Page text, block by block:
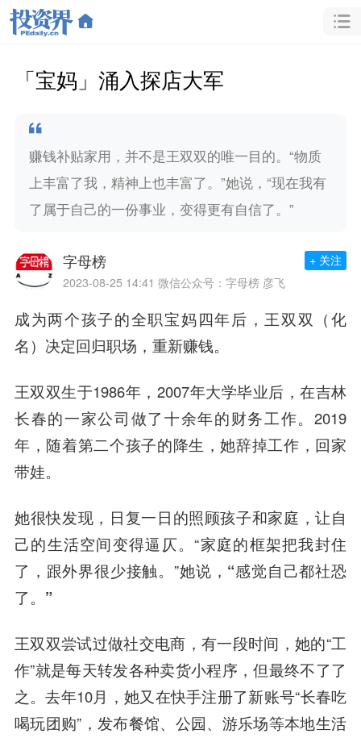
「宝妈」涌入探店大军
赚钱补贴家用，并不是王双双的唯一目的。“物质
上丰富了我，精神上也丰富了。”她说，“现在我有
了属于自己的一份事业，变得更有自信了。”
字母榜
2023-08-25 14:41 微信公众号：字母榜 彦飞
+ 关注
成为两个孩子的全职宝妈四年后，王双双（化
名）决定回归职场，重新赚钱。
王双双生于1986年，2007年大学毕业后，在吉林
长春的一家公司做了十余年的财务工作。2019
年，随着第二个孩子的降生，她辞掉工作，回家
带娃。
她很快发现，日复一日的照顾孩子和家庭，让自
己的生活空间变得逼仄。“家庭的框架把我封住
了，跟外界很少接触。”她说， “感觉自己都社恐
了。”
王双双尝试过做社交电商，有一段时间，她的“工
作”就是每天转发各种卖货小程序，但最终不了了
之。去年10月，她又在快手注册了新账号“长春吃
喝玩团购”，发布餐馆、公园、游乐场等本地生活